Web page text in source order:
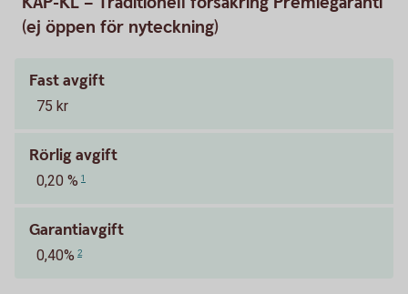
(ej öppen för nyteckning)
Fast avgift
75 kr
Rörlig avgift
0,20 % 1
Garantiavgift
0,40% 2